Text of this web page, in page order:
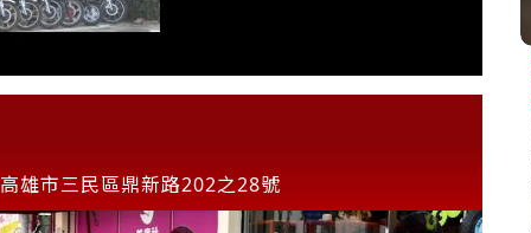
高雄市三民區鼎新路202之28號